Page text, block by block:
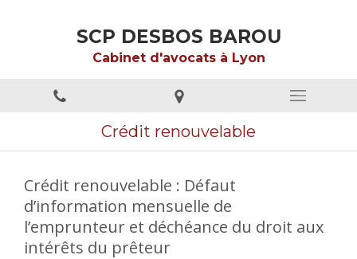
SCP DESBOS BAROU
Cabinet d'avocats à Lyon
Crédit renouvelable
Crédit renouvelable : Défaut
d’information mensuelle de
l’emprunteur et déchéance du droit aux
intérêts du prêteur